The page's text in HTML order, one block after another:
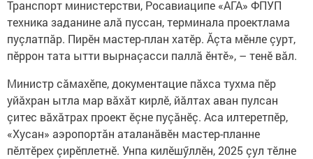
Транспорт министерстви, Росавиаципе «АГА» ФПУП
техника заданине алă пуссан, терминала проектлама
пуçлатпăр. Пирӗн мастер-план хатӗр. Ăçта мӗнле çурт,
пӗррон тата ытти вырнаçасси паллă ӗнтӗ», – тенӗ вăл.
Министр сăмахӗпе, документацие пăхса тухма пӗр
уйăхран ытла мар вăхăт кирлӗ, йăлтах аван пулсан
çитес вăхăтрах проект ӗçне пуçăнӗç. Аса илтеретпӗр,
«Хусан» аэропортăн аталанăвӗн мастер-планне
пӗлтӗрех çирӗплетнӗ. Унпа килӗшӳллӗн, 2025 çул тӗлне